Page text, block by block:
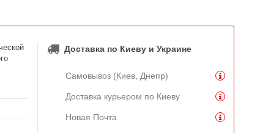
Доставка по Киеву и Украине
Самовывоз (Киев, Днепр)
Доставка курьером по Киеву
Новая Почта